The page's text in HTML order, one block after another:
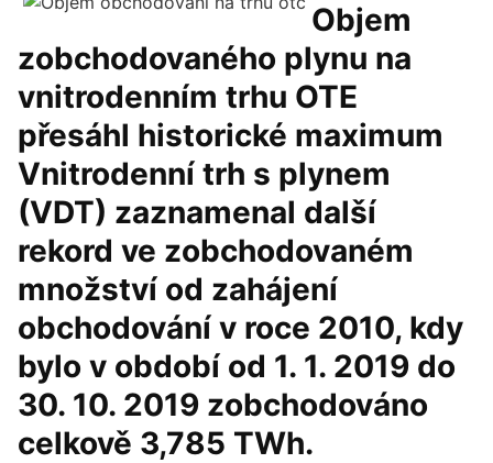
Objem
zobchodovaného plynu na
vnitrodenním trhu OTE
přesáhl historické maximum
Vnitrodenní trh s plynem
(VDT) zaznamenal další
rekord ve zobchodovaném
množství od zahájení
obchodování v roce 2010, kdy
bylo v období od 1. 1. 2019 do
30. 10. 2019 zobchodováno
celkově 3,785 TWh.